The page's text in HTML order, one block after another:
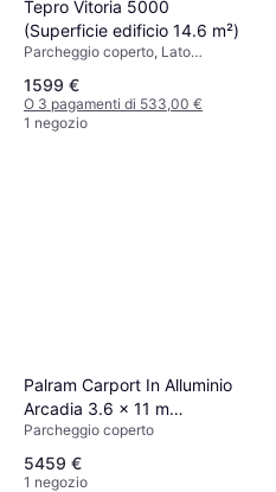
Tepro Vitoria 5000
(Superficie edificio 14.6 m²)
Parcheggio coperto, Lato
2390 mm
1599 €
O 3 pagamenti di 533,00 €
1 negozio
Palram Carport In Alluminio
Arcadia 3.6 x 11 m
(Superficie edificio )
Parcheggio coperto
5459 €
1 negozio